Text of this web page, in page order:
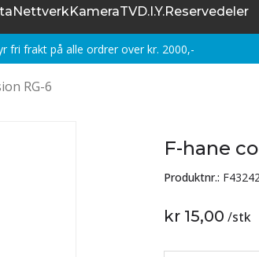
NettverkKameraTVD.I.Y.Reservedeler
fri frakt på alle ordrer over kr. 2000,-
RG-6
F-hane
Produktnr.:
kr 15,00 /stk